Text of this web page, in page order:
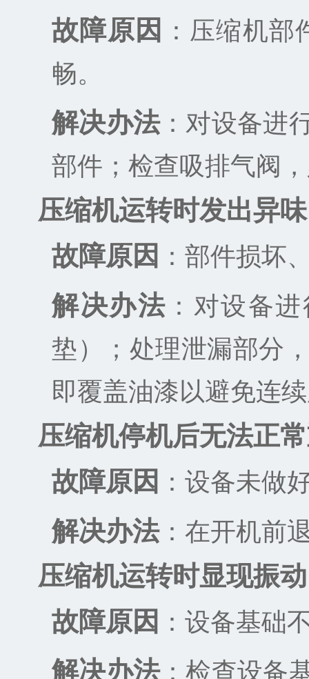
故障原因
：压缩机
畅。
解决办法：对设备进
部件；检查吸排气阀
压缩机运转时发出异味
故障原因 ：部件损坏
解决办法 ：对设备
垫）；处理泄漏部分
即覆盖油漆以避免连
压缩机停机后无法正
故障原因 ：设备未做
解决办法：在开机前
压缩机运转时显现振动
故障原因 ：设备基础
解决办法：检查设备